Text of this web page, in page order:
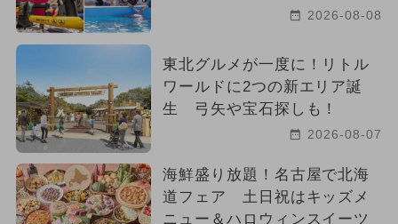
2026-08-08
東北グルメが一度に！リトル
ワールドに2つの新エリア誕
生 弓矢や宝石探しも！
2026-08-07
海鮮盛り放題！名古屋で北海
道フェア 土日祝はキッズメ
ニュー＆ハロウィンスイーツ